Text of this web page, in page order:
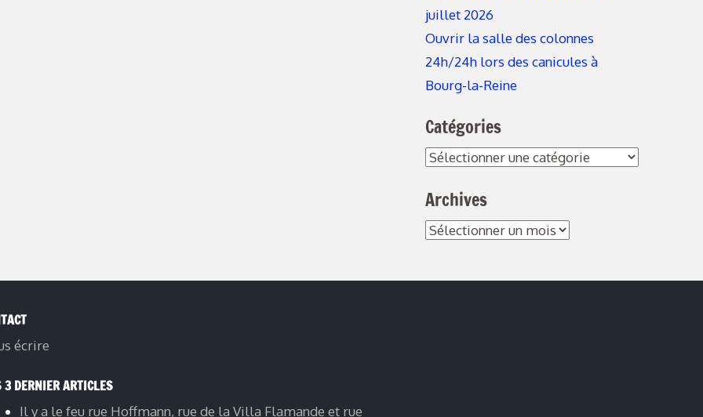
juillet 2026
Ouvrir la salle des colonnes
24h/24h lors des canicules à
Bourg-la-Reine
Catégories
Catégories
Archives
Archives
écrire
3 DERNIER ARTICLES
Il y a le feu rue Hoffmann, rue de la Villa Flamande et rue